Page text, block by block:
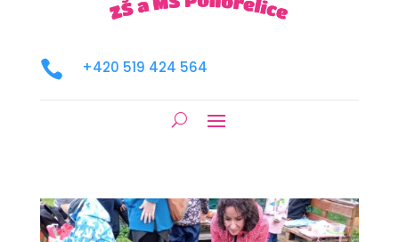
 +420 519 424 564